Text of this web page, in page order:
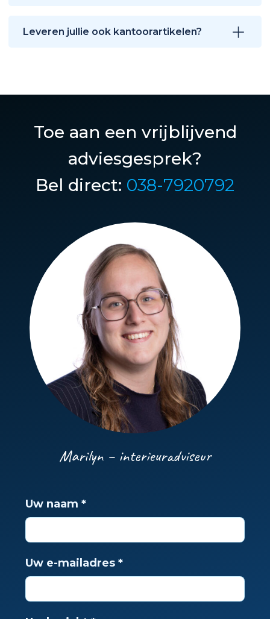
Leveren jullie ook kantoorartikelen?
Toe aan een vrijblijvend
adviesgesprek?
Bel direct: 038-7920792
Marilyn – interieuradviseur
Uw naam *
Uw e-mailadres *